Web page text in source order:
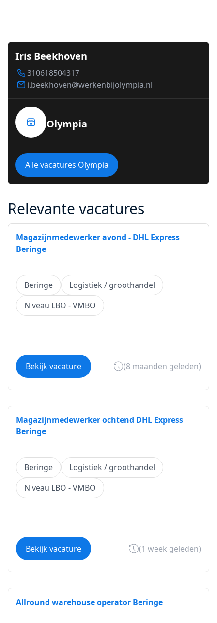
Iris Beekhoven
310618504317
i.beekhoven@werkenbijolympia.nl
Olympia
Alle vacatures Olympia
Relevante vacatures
Magazijnmedewerker avond - DHL Express
Beringe
Beringe
Logistiek / groothandel
Niveau LBO - VMBO
Bekijk vacature (8 maanden geleden)
Magazijnmedewerker ochtend DHL Express
Beringe
Beringe
Logistiek / groothandel
Niveau LBO - VMBO
Bekijk vacature (1 week geleden)
Allround warehouse operator Beringe